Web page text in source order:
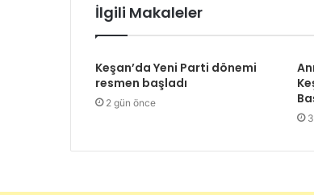
İlgili Makaleler
Keşan’da Yeni Parti dönemi
resmen başladı
2 gün önce